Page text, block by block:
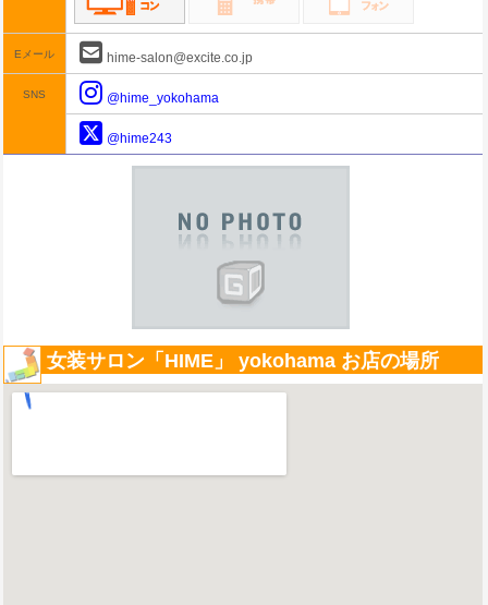
Eメール hime-salon@excite.co.jp
SNS @hime_yokohama
@hime243
女装サロン「HIME」 yokohama お店の場所